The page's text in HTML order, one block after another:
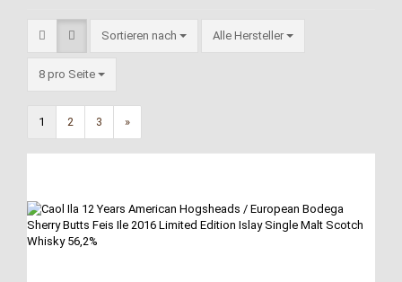
Sortieren nach Alle Hersteller
8 pro Seite
1 2 3 »